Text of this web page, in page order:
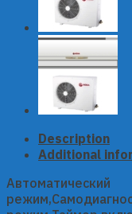
12H33DC
RU-
12H33DC
quantity
Description
Additional
Автоматический